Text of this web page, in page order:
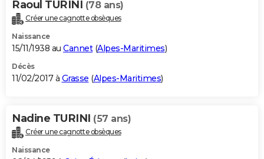
Raoul TURINI (78 ans)
Créer une cagnotte obsèques
Naissance
15/11/1938 au Cannet(Alpes-Maritimes)
Décès
11/02/2017 à Grasse (Alpes-Maritimes)
Nadine TURINI (57 ans)
Créer une cagnotte obsèques
Naissance